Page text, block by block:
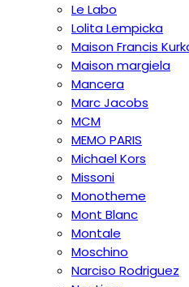
Le Labo
Lolita Lempicka
Maison Francis
Maison margiela
Mancera
Marc Jacobs
MCM
MEMO PARIS
Michael Kors
Missoni
Monotheme
Mont Blanc
Montale
Moschino
Narciso Rodriguez